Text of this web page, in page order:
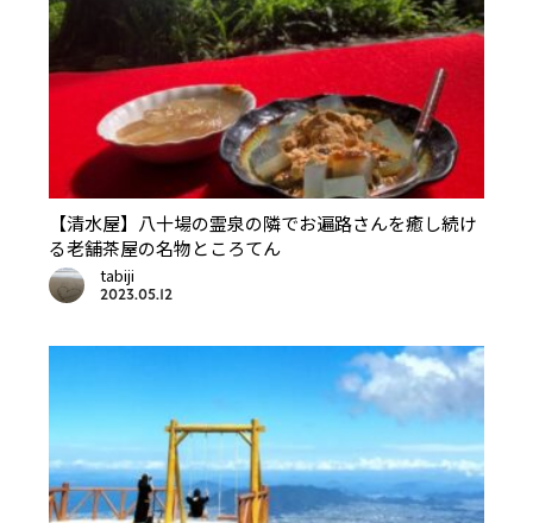
【清水屋】八十場の霊泉の隣でお遍路さんを癒し続け
る老舗茶屋の名物ところてん
tabiji
2023.05.12